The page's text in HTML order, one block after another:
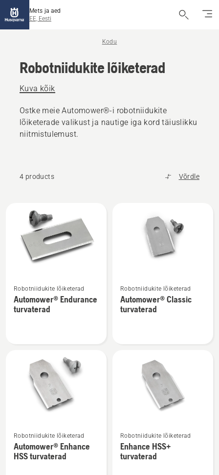
Mets ja aed
EE, Eesti
Kodu
Robotniidukite lõiketerad
Kuva kõik
Ostke meie Automower®-i robotniidukite
lõiketerade valikust ja nautige iga kord täiuslikku
niitmistulemust.
4 products Võrdle
tooted
rohkem
üksikasju
toote
Robotniidukite lõiketerad
Automower® Endurance
turvaterad
rohkem
üksikasju
toote
Robotniidukite lõiketerad
Automower® Classic
turvaterad
rohkem
üksikasju
toote
Robotniidukite lõiketerad
Automower® Enhance
HSS turvaterad
rohkem
üksikasju
toote
Robotniidukite lõiketerad
Enhance HSS+
turvaterad